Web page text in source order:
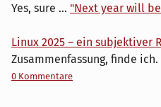
Yes, sure … "Next year will
Linux 2025 – ein subjektiver
Zusammenfassung, finde ich.
0 Kommentare